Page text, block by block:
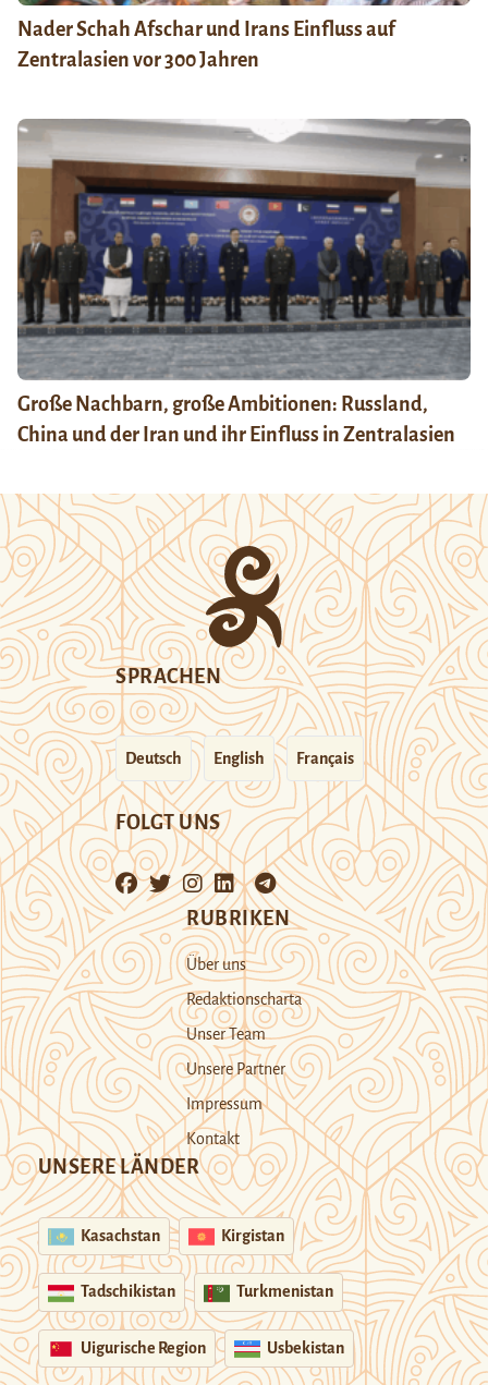
Nader Schah Afschar und Irans Einfluss auf
Zentralasien vor 300 Jahren
Große Nachbarn, große Ambitionen: Russland,
China und der Iran und ihr Einfluss in Zentralasien
SPRACHEN
Deutsch English Français
FOLGT UNS
RUBRIKEN
Über uns
Redaktionscharta
Unser Team
Unsere Partner
Impressum
Kontakt
UNSERE LÄNDER
Kasachstan Kirgistan
Tadschikistan Turkmenistan
Uigurische Region Usbekistan